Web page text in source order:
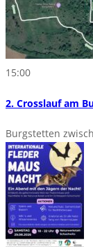
15:00
2. Crosslauf am
Burgstetten